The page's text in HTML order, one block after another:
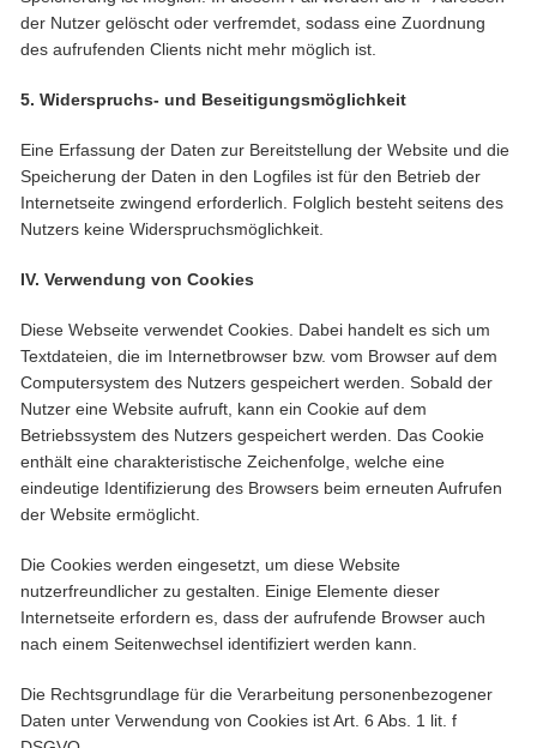
der Nutzer gelöscht oder verfremdet, sodass eine Zuordnung
des aufrufenden Clients nicht mehr möglich ist.
5. Widerspruchs- und Beseitigungsmöglichkeit
Eine Erfassung der Daten zur Bereitstellung der Website und die
Speicherung der Daten in den Logfiles ist für den Betrieb der
Internetseite zwingend erforderlich. Folglich besteht seitens des
Nutzers keine Widerspruchsmöglichkeit.
IV. Verwendung von Cookies
Diese Webseite verwendet Cookies. Dabei handelt es sich um
Textdateien, die im Internetbrowser bzw. vom Browser auf dem
Computersystem des Nutzers gespeichert werden. Sobald der
Nutzer eine Website aufruft, kann ein Cookie auf dem
Betriebssystem des Nutzers gespeichert werden. Das Cookie
enthält eine charakteristische Zeichenfolge, welche eine
eindeutige Identifizierung des Browsers beim erneuten Aufrufen
der Website ermöglicht.
Die Cookies werden eingesetzt, um diese Website
nutzerfreundlicher zu gestalten. Einige Elemente dieser
Internetseite erfordern es, dass der aufrufende Browser auch
nach einem Seitenwechsel identifiziert werden kann.
Die Rechtsgrundlage für die Verarbeitung personenbezogener
Daten unter Verwendung von Cookies ist Art. 6 Abs. 1 lit. f